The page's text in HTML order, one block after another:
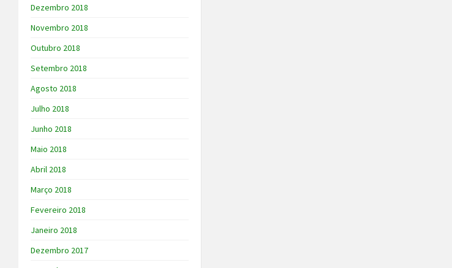
Dezembro 2018
Novembro 2018
Outubro 2018
Setembro 2018
Agosto 2018
Julho 2018
Junho 2018
Maio 2018
Abril 2018
Março 2018
Fevereiro 2018
Janeiro 2018
Dezembro 2017